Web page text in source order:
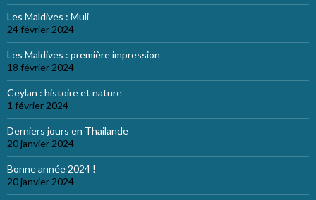
Les Maldives : Muli
24 février 2024
Les Maldives : première impression
18 février 2024
Ceylan : histoire et nature
1 février 2024
Derniers jours en Thailande
20 janvier 2024
Bonne année 2024 !
20 janvier 2024